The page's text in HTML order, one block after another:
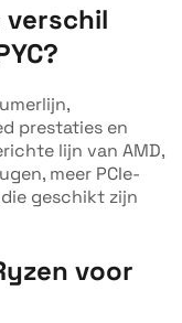
prestaties en
lijn van AMD,
meer PCIe-
geschikt zijn
voor